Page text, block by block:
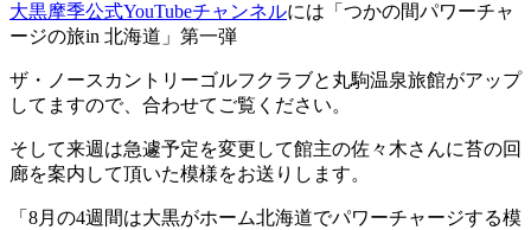
大黒摩季公式YouTubeチャンネルには「つかの間パワーチャ
ージの旅in 北海道」第一弾
ザ・ノースカントリーゴルフクラブと丸駒温泉旅館がアップ
してますので、合わせてご覧ください。
そして来週は急遽予定を変更して館主の佐々木さんに苔の回
廊を案内して頂いた模様をお送りします。
「8月の4週間は大黒がホーム北海道でパワーチャージする模